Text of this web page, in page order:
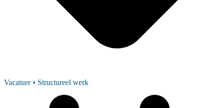
Vacature • Structureel werk